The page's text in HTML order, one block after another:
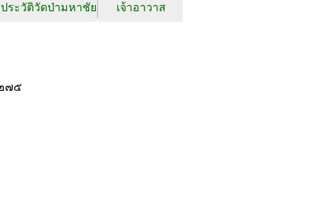
ประวัติวัดป่ามหาชัย เจ้าอาวาส
๗๕